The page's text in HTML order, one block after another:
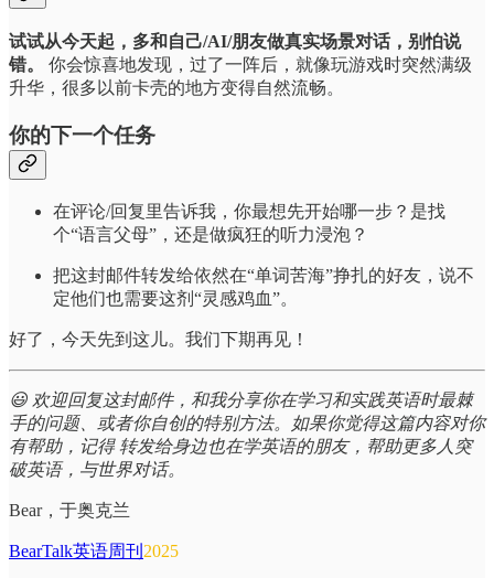
试试从今天起，多和自己/AI/朋友做真实场景对话，别怕说
错。
你会惊喜地发现，过了一阵后，就像玩游戏时突然满级
升华，很多以前卡壳的地方变得自然流畅。
你的下一个任务
在评论/回复里告诉我，你最想先开始哪一步？是找
个“语言父母”，还是做疯狂的听力浸泡？
把这封邮件转发给依然在“单词苦海”挣扎的好友，说不
定他们也需要这剂“灵感鸡血”。
好了，今天先到这儿。我们下期再见！
😃 欢迎回复这封邮件，和我分享你在学习和实践英语时最棘
手的问题、或者你自创的特别方法。如果你觉得这篇内容对你
有帮助，记得 转发给身边也在学英语的朋友，帮助更多人突
破英语，与世界对话。
Bear，于奥克兰
BearTalk英语周刊 2025